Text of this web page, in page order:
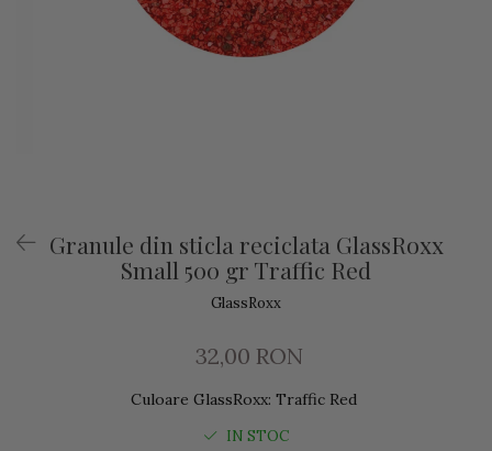
Granule din sticla reciclata GlassRoxx
Small 500 gr Traffic Red
GlassRoxx
32,00 RON
Culoare GlassRoxx: Traffic Red
IN STOC